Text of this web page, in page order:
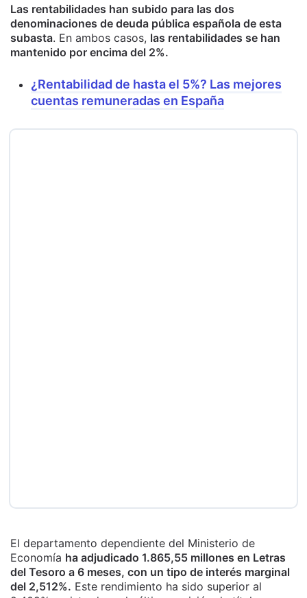
Las rentabilidades han subido para las dos
denominaciones de deuda pública española de esta
subasta. En ambos casos, las rentabilidades se han
mantenido por encima del 2%.
¿Rentabilidad de hasta el 5%? Las mejores
cuentas remuneradas en España
El departamento dependiente del Ministerio de
Economía ha adjudicado 1.865,55 millones en Letras
del Tesoro a 6 meses, con un tipo de interés marginal
del 2,512%. Este rendimiento ha sido superior al